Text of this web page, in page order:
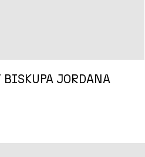
BISKUPA JORDANA